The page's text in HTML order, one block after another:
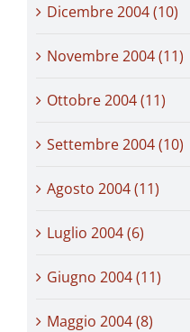
Dicembre 2004 (10)
Novembre 2004 (11)
Ottobre 2004 (11)
Settembre 2004 (10)
Agosto 2004 (11)
Luglio 2004 (6)
Giugno 2004 (11)
Maggio 2004 (8)